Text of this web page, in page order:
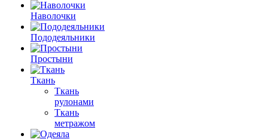
Наволочки
Пододеяльники
Простыни
Ткань
Ткань
рулонами
Ткань
метражом